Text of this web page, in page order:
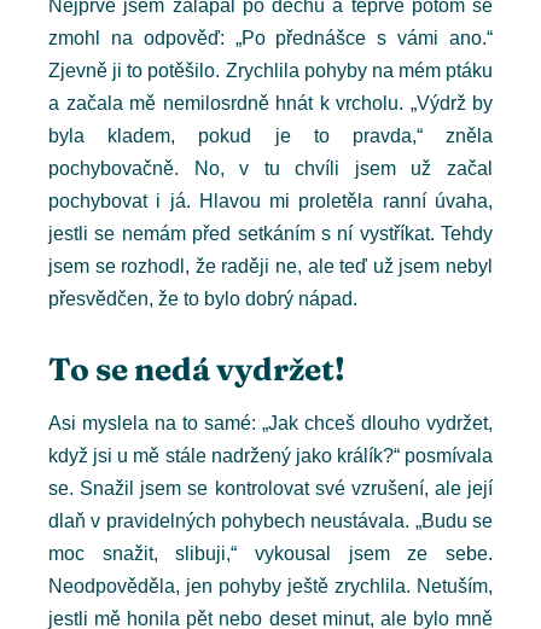
Nejprve jsem zalapal po dechu a teprve potom se
zmohl na odpověď: „Po přednášce s vámi ano.“
Zjevně ji to potěšilo. Zrychlila pohyby na mém ptáku
a začala mě nemilosrdně hnát k vrcholu. „Výdrž by
byla kladem, pokud je to pravda,“ zněla
pochybovačně. No, v tu chvíli jsem už začal
pochybovat i já. Hlavou mi proletěla ranní úvaha,
jestli se nemám před setkáním s ní vystříkat. Tehdy
jsem se rozhodl, že raději ne, ale teď už jsem nebyl
přesvědčen, že to bylo dobrý nápad.
To se nedá vydržet!
Asi myslela na to samé: „Jak chceš dlouho vydržet,
když jsi u mě stále nadržený jako králík?“ posmívala
se. Snažil jsem se kontrolovat své vzrušení, ale její
dlaň v pravidelných pohybech neustávala. „Budu se
moc snažit, slibuji,“ vykousal jsem ze sebe.
Neodpověděla, jen pohyby ještě zrychlila. Netuším,
jestli mě honila pět nebo deset minut, ale bylo mně